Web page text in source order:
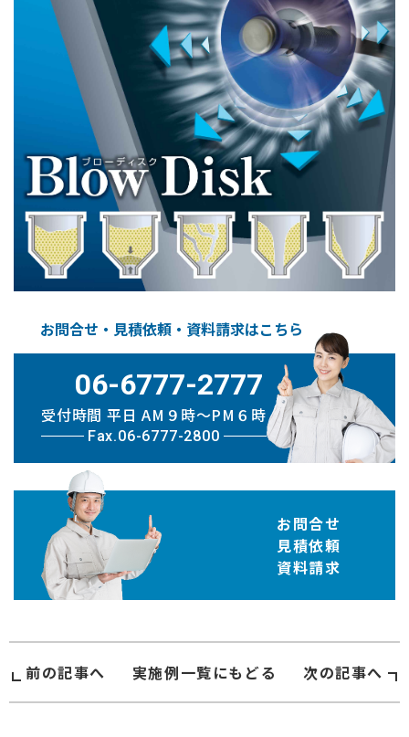
お問合せ・見積依頼・資料請求はこちら
06-6777-2777
受付時間 平日 AM９時〜PM６時
Fax.06-6777-2800
お問合せ
見積依頼
資料請求
前の記事へ 実施例一覧にもどる 次の記事へ